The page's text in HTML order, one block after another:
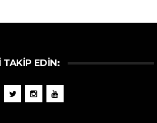
TAKIP EDIN: